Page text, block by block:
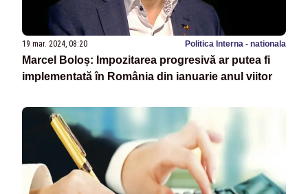
19 mar. 2024, 08:20 Politica Interna - nationala
Marcel Boloș: Impozitarea progresivă ar putea fi
implementată în România din ianuarie anul viitor